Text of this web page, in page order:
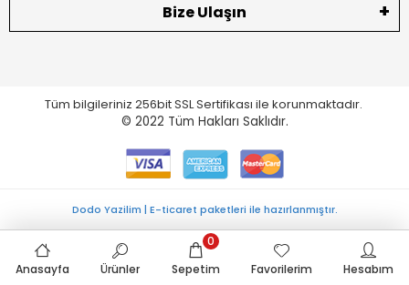
Bize Ulaşın
Tüm bilgileriniz 256bit SSL Sertifikası ile korunmaktadır.
© 2022 Tüm Hakları Saklıdır.
Anasayfa Ürünler Sepetim
0
Favorilerim
Hesabım
Dodo Yazilim | E-ticaret paketleri ile hazırlanmıştır.